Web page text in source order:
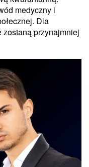
medyczny i
Dla
zostaną przynajmniej